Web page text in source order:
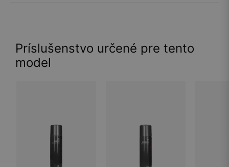
Príslušenstvo určené pre tento
model